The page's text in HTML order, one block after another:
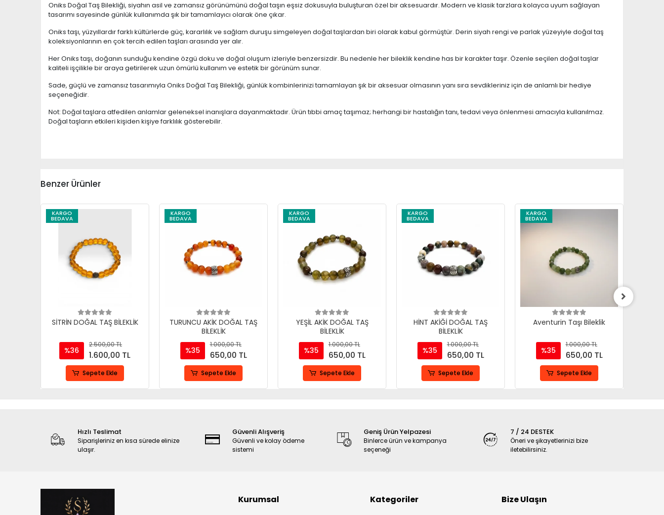
Oniks Doğal Taş Bilekliği, siyahın asil ve zamansız görünümünü doğal taşın eşsiz dokusuyla buluşturan özel bir aksesuardır. Modern ve klasik tarzlara kolayca uyum sağlayan
tasarımı sayesinde günlük kullanımda şık bir tamamlayıcı olarak öne çıkar.
Oniks taşı, yüzyıllardır farklı kültürlerde güç, kararlılık ve sağlam duruşu simgeleyen doğal taşlardan biri olarak kabul görmüştür. Derin siyah rengi ve parlak yüzeyiyle doğal taş
koleksiyonlarının en çok tercih edilen taşları arasında yer alır.
Her Oniks taşı, doğanın sunduğu kendine özgü doku ve doğal oluşum izleriyle benzersizdir. Bu nedenle her bileklik kendine has bir karakter taşır. Özenle seçilen doğal taşlar
kaliteli işçilikle bir araya getirilerek uzun ömürlü kullanım ve estetik bir görünüm sunar.
Sade, güçlü ve zamansız tasarımıyla Oniks Doğal Taş Bilekliği, günlük kombinlerinizi tamamlayan şık bir aksesuar olmasının yanı sıra sevdikleriniz için de anlamlı bir hediye
seçeneğidir.
Not: Doğal taşlara atfedilen anlamlar geleneksel inanışlara dayanmaktadır. Ürün tıbbi amaç taşımaz; herhangi bir hastalığın tanı, tedavi veya önlenmesi amacıyla kullanılmaz.
Doğal taşların etkileri kişiden kişiye farklılık gösterebilir.
Benzer Ürünler
KARGO
BEDAVA
SİTRİN DOĞAL TAŞ BİLEKLİK
%36
2.500,00 TL
1.600,00 TL
Sepete Ekle
KARGO
BEDAVA
TURUNCU AKİK DOĞAL TAŞ
BİLEKLİK
%35
1.000,00 TL
650,00 TL
Sepete Ekle
KARGO
BEDAVA
YEŞİL AKİK DOĞAL TAŞ
BİLEKLİK
%35
1.000,00 TL
650,00 TL
Sepete Ekle
KARGO
BEDAVA
HİNT AKİĞİ DOĞAL TAŞ
BİLEKLİK
%35
1.000,00 TL
650,00 TL
Sepete Ekle
KARGO
BEDAVA
Aventurin Taşı Bileklik
%35
1.000,00 TL
650,00 TL
Sepete Ekle
Hızlı Teslimat
Siparişleriniz en kısa sürede elinize
ulaşır.
Güvenli Alışveriş
Güvenli ve kolay ödeme
sistemi
Geniş Ürün Yelpazesi
Binlerce ürün ve kampanya
seçeneği
7 / 24 DESTEK
Öneri ve şikayetlerinizi bize
iletebilirsiniz.
Kurumsal Kategoriler Bize Ulaşın